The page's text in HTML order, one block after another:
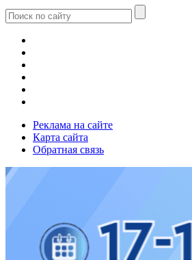
Реклама на сайте
Карта сайта
Обратная связь